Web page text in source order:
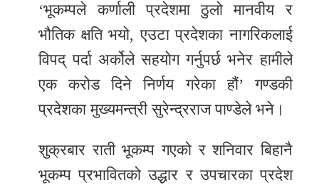
‘भूकम्पले कर्णाली प्रदेशमा ठुलो मानवीय र
भौतिक क्षति भयो, एउटा प्रदेशका नागरिकलाई
विपद् पर्दा अर्कोले सहयोग गर्नुपर्छ भनेर हामीले
एक करोड दिने निर्णय गरेका हौं’ गण्डकी
प्रदेशका मुख्यमन्त्री सुरेन्द्रराज पाण्डेले भने।
शुक्रबार राती भूकम्प गएको र शनिवार बिहानै
भूकम्प प्रभावितको उद्धार र उपचारका प्रदेश